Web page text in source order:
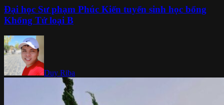
Đại học Sư phạm Phúc Kiến tuyển sinh học bổng
Khổng Tử loại B
Duy Riba